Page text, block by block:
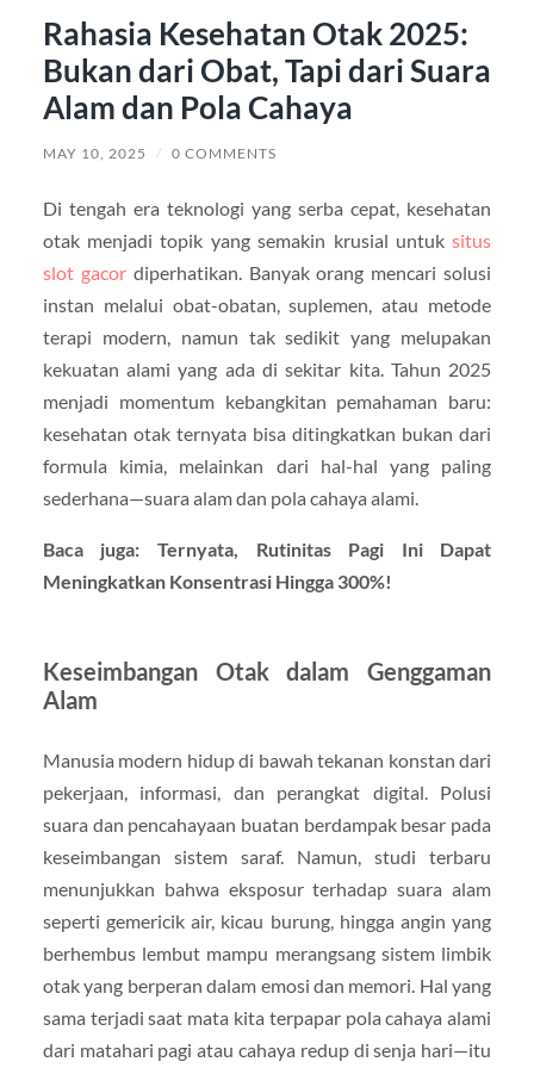
Rahasia Kesehatan Otak 2025:
Bukan dari Obat, Tapi dari Suara
Alam dan Pola Cahaya
MAY 10, 2025 / 0 COMMENTS
Di tengah era teknologi yang serba cepat, kesehatan
otak menjadi topik yang semakin krusial untuksitus
slot gacordiperhatikan. Banyak orang mencari solusi
instan melalui obat-obatan, suplemen, atau metode
terapi modern, namun tak sedikit yang melupakan
kekuatan alami yang ada di sekitar kita. Tahun 2025
menjadi momentum kebangkitan pemahaman baru:
kesehatan otak ternyata bisa ditingkatkan bukan dari
formula kimia, melainkan dari hal-hal yang paling
sederhana—suara alam dan pola cahaya alami.
Baca juga: Ternyata, Rutinitas Pagi Ini Dapat
Meningkatkan Konsentrasi Hingga 300%!
Keseimbangan Otak dalam Genggaman
Alam
Manusia modern hidup di bawah tekanan konstan dari
pekerjaan, informasi, dan perangkat digital. Polusi
suara dan pencahayaan buatan berdampak besar pada
keseimbangan sistem saraf. Namun, studi terbaru
menunjukkan bahwa eksposur terhadap suara alam
seperti gemericik air, kicau burung, hingga angin yang
berhembus lembut mampu merangsang sistem limbik
otak yang berperan dalam emosi dan memori. Hal yang
sama terjadi saat mata kita terpapar pola cahaya alami
dari matahari pagi atau cahaya redup di senja hari—itu